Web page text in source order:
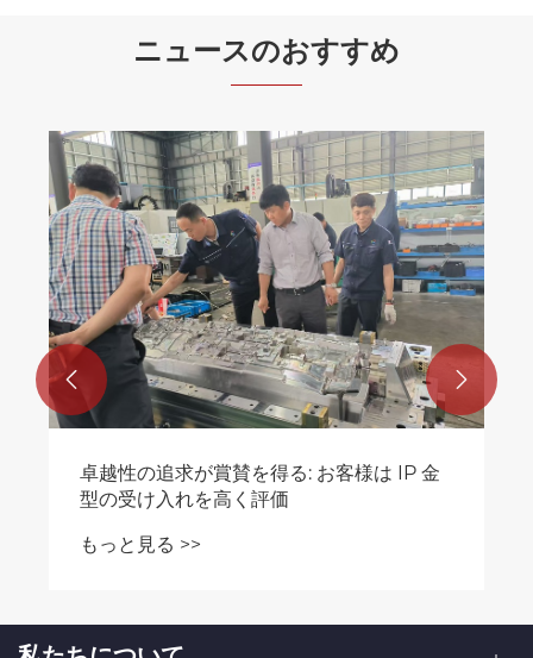
ニュースのおすすめ
卓越性の追求が賞賛を得る: お客様は IP 金
型の受け入れを高く評価
もっと見る >>
 